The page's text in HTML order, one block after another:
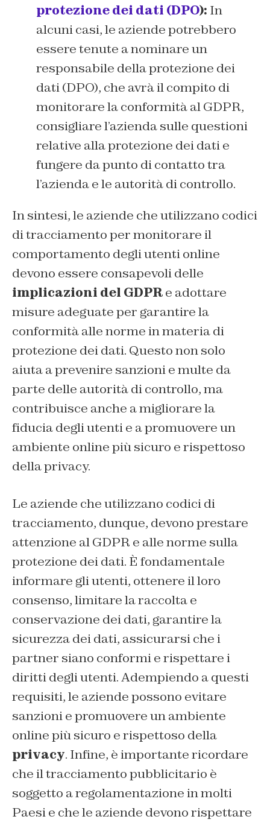
protezione dei dati (DPO): In
alcuni casi, le aziende potrebbero
essere tenute a nominare un
responsabile della protezione dei
dati (DPO), che avrà il compito di
monitorare la conformità al GDPR,
consigliare l’azienda sulle questioni
relative alla protezione dei dati e
fungere da punto di contatto tra
l’azienda e le autorità di controllo.
In sintesi, le aziende che utilizzano codici
di tracciamento per monitorare il
comportamento degli utenti online
devono essere consapevoli delle
implicazioni del GDPRe adottare
misure adeguate per garantire la
conformità alle norme in materia di
protezione dei dati. Questo non solo
aiuta a prevenire sanzioni e multe da
parte delle autorità di controllo, ma
contribuisce anche a migliorare la
fiducia degli utenti e a promuovere un
ambiente online più sicuro e rispettoso
della privacy.
Le aziende che utilizzano codici di
tracciamento, dunque, devono prestare
attenzione al GDPR e alle norme sulla
protezione dei dati. È fondamentale
informare gli utenti, ottenere il loro
consenso, limitare la raccolta e
conservazione dei dati, garantire la
sicurezza dei dati, assicurarsi che i
partner siano conformi e rispettare i
diritti degli utenti. Adempiendo a questi
requisiti, le aziende possono evitare
sanzioni e promuovere un ambiente
online più sicuro e rispettoso della
privacy. Infine, è importante ricordare
che il tracciamento pubblicitario è
soggetto a regolamentazione in molti
Paesi e che le aziende devono rispettare